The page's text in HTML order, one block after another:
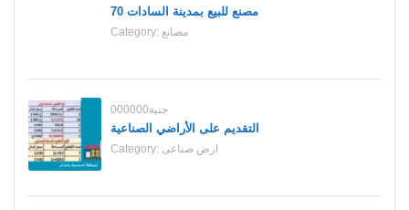
70 مصنع للبيع بمدينة السادات
Category: مصانع
000000جنية
التقديم على الأراضي الصناعية
Category: ارض صناعى